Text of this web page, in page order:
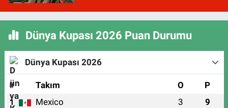
Dünya Kupası 2026 Puan Durumu
Dünya Kupası 2026
# Takım O P
1 Mexico 3 9